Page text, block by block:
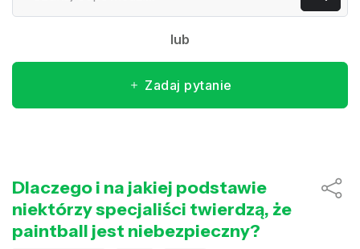
lub
Zadaj pytanie
Dlaczego i na jakiej podstawie
niektórzy specjaliści twierdzą, że
paintball jest niebezpieczny?